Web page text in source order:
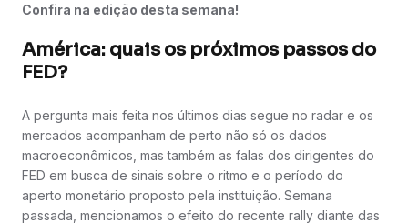
Confira na edição desta semana!
América: quais os próximos passos do
FED?
A pergunta mais feita nos últimos dias segue no radar e os
mercados acompanham de perto não só os dados
macroeconômicos, mas também as falas dos dirigentes do
FED em busca de sinais sobre o ritmo e o período do
aperto monetário proposto pela instituição. Semana
passada, mencionamos o efeito do recente rally diante das